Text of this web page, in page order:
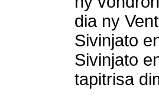
dia ny
Sivinjato
Sivinjato
tapitrisa